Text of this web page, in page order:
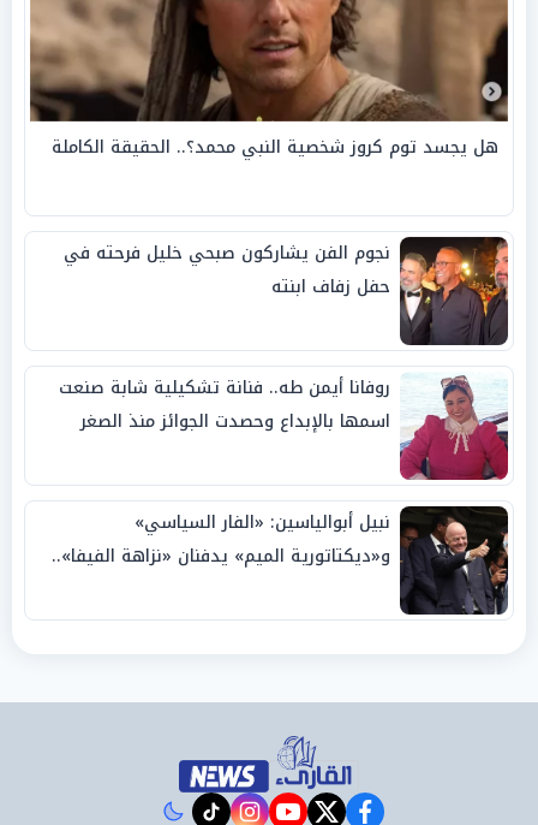
هل يجسد توم كروز شخصية النبي محمد؟.. الحقيقة الكاملة
نجوم الفن يشاركون صبحي خليل فرحته في
حفل زفاف ابنته
روفانا أيمن طه.. فنانة تشكيلية شابة صنعت
اسمها بالإبداع وحصدت الجوائز منذ الصغر
نبيل أبوالياسين: «الفار السياسي»
و«ديكتاتورية الميم» يدفنان «نزاهة الفيفا»..